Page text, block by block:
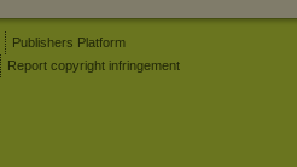
Publishers Platform
Report copyright infringement